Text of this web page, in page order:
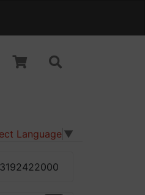
Language▼